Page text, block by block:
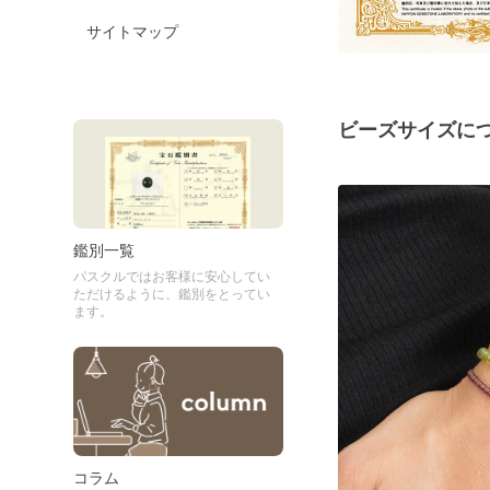
サイトマップ
鑑別一覧
パスクルではお客様に安心してい
ただけるように、鑑別をとってい
ます。
コラム
ビーズサイズに